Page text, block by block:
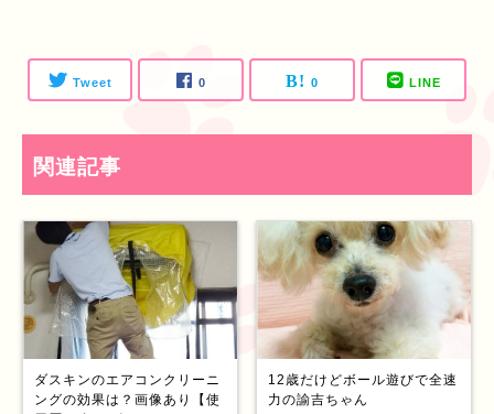
Tweet 0 0 LINE
関連記事
ダスキンのエアコンクリーニ
ングの効果は？画像あり【使
12歳だけどボール遊びで全速
力の諭吉ちゃん